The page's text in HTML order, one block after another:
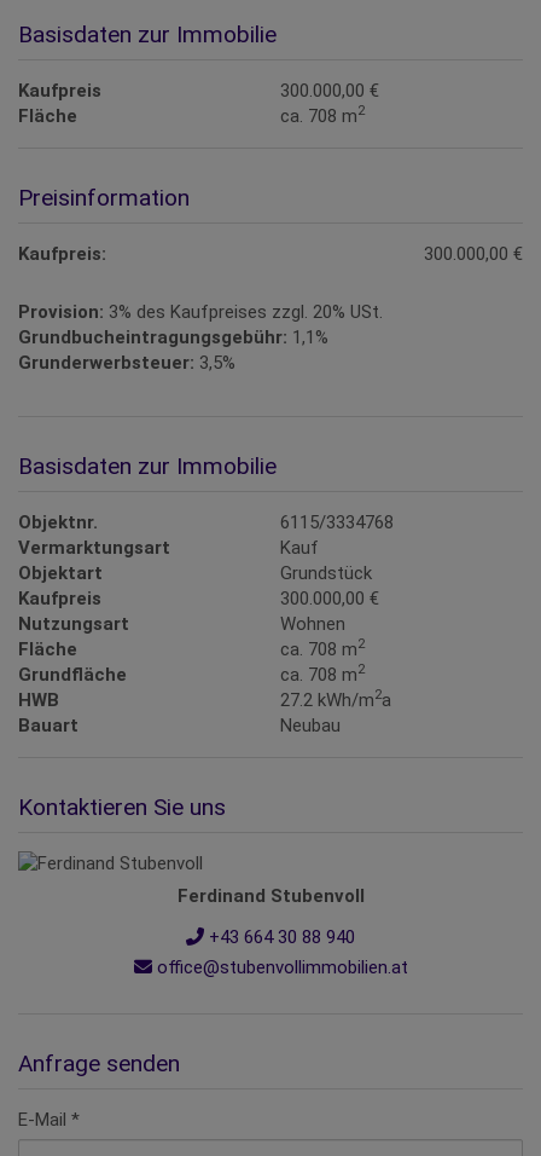
Basisdaten zur Immobilie
Kaufpreis
300.000,00 €
Fläche
ca. 708 m2
Preisinformation
Kaufpreis: 300.000,00 €
Provision: 3% des Kaufpreises zzgl. 20% USt.
Grundbucheintragungsgebühr: 1,1%
Grunderwerbsteuer: 3,5%
Basisdaten zur Immobilie
Objektnr.
6115/3334768
Vermarktungsart
Kauf
Objektart
Grundstück
Kaufpreis
300.000,00 €
Nutzungsart
Wohnen
Fläche
ca. 708 m2
Grundfläche ca. 708 m2
HWB 27.2 kWh/m2a
Bauart
Neubau
Kontaktieren Sie uns
Ferdinand Stubenvoll
+43 664 30 88 940
office@stubenvollimmobilien.at
Anfrage senden
E-Mail